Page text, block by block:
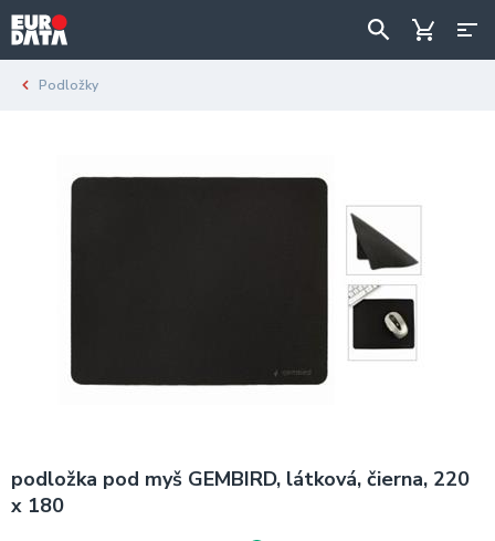
Podložky
podložka pod myš GEMBIRD, látková, čierna, 220
x 180